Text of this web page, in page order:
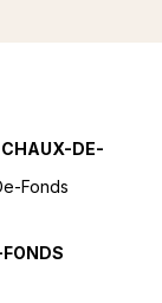
CHAUX-DE-
Fonds